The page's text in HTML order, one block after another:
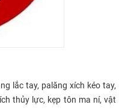
lắc tay, palăng xích kéo tay,
thủy lực, kẹp tôn ma ní, vật